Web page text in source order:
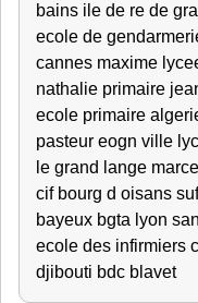
bains ile de re de
ecole de
cannes maxime
nathalie primaire
ecole primaire
pasteur eogn ville
le grand lange
cif bourg d oisans
bayeux bgta lyon
ecole des infirmiers
djibouti bdc blavet